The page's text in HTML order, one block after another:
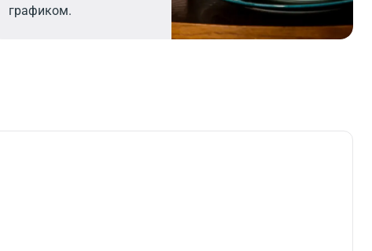
графиком.